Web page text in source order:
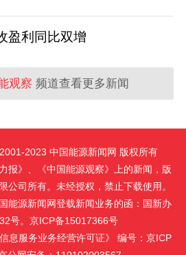
盈利同比双增
观察 频道查看更多新闻
2023 中国能源新闻网 版权所有
报》、《中国能源观察》上的新闻，版
公司所有。未经授权，禁止下载使用。
能源新闻网登载新闻业务的函：国新办
号。京ICP备15017366号
息服务业务经营许可证》 编号：京ICP